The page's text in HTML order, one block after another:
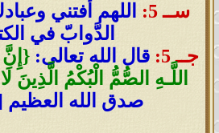
ســ 5:
اللهم أفتني
الدَّوابّ في
جــ 5:
قال الله تعالى:
اللَّـهِ الصُّمُّ الْبُكْمُ الَّذِينَ لَا
صدق الله العظيم